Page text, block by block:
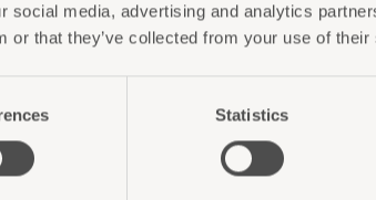
social media, advertising and analytics
or that they’ve collected from your use of
Statistics